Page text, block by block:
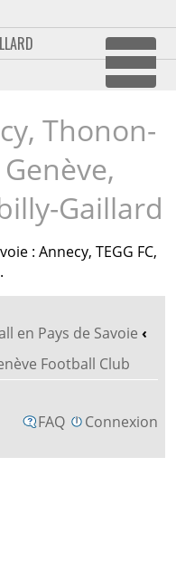
Thonon-
Gaillard
: Annecy, TEGG FC,
en Pays de Savoie ‹
Football Club
FAQ Connexion